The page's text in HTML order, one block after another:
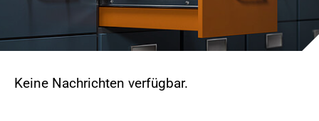
Keine Nachrichten verfügbar.